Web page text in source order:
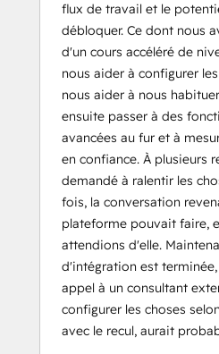
flux de travail et le
débloquer. Ce dont nous
d'un cours accéléré de
nous aider à configurer
nous aider à nous
ensuite passer à des
avancées au fur et à
en confiance. À plusieurs
demandé à ralentir les
fois, la conversation
plateforme pouvait faire,
attendions d'elle.
d'intégration est
appel à un consultant
configurer les choses
avec le recul, aurait